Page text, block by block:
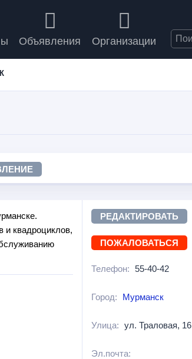
Объявления Организации
и квадроциклов,
РЕДАКТИРОВАТЬ
ПОЖАЛОВАТЬСЯ
Телефон: 55-40-42
Город: Мурманск
Улица: ул. Траловая, 16
Эл.почта: